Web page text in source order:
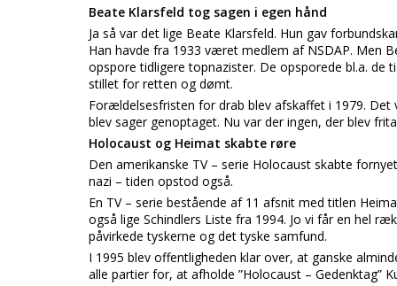
Beate Klarsfeld tog sagen i egen hånd
Ja så var det lige Beate Klarsfeld. Hun gav
Han havde fra 1933 været medlem af NSDAP. Men
opspore tidligere topnazister. De opsporede bl.a. de
stillet for retten og dømt.
Forældelsesfristen for drab blev afskaffet i 1979.
blev sager genoptaget. Nu var der ingen, der blev
Holocaust og Heimat skabte røre
Den amerikanske TV – serie Holocaust skabte
nazi – tiden opstod også.
En TV – serie bestående af 11 afsnit med titlen
også lige Schindlers Liste fra 1994. Jo vi får en hel
påvirkede tyskerne og det tyske samfund.
I 1995 blev offentligheden klar over, at ganske
alle partier for, at afholde ”Holocaust – Gedenktag”